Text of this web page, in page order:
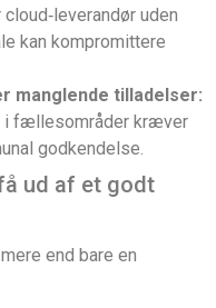
uden
kan kompromittere
manglende tilladelser:
i fællesområder kræver
godkendelse.
ud af et godt
end bare en